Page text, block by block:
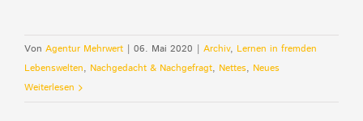
Von Agentur Mehrwert | 06. Mai 2020 | Archiv, Lernen in fremden
Lebenswelten, Nachgedacht & Nachgefragt, Nettes, Neues
Weiterlesen